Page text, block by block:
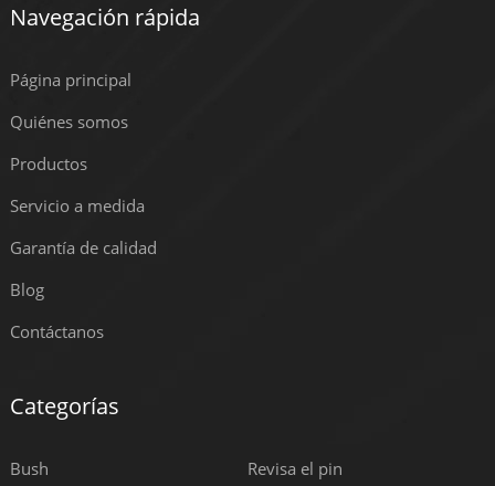
Navegación rápida
Página principal
Quiénes somos
Productos
Servicio a medida
Garantía de calidad
Blog
Contáctanos
Categorías
Bush Revisa el pin